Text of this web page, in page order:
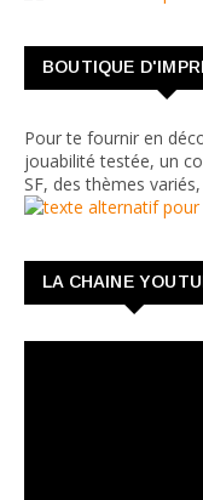
BOUTIQUE
Pour te fournir en
jouabilité testée, un
SF, des thèmes
LA CHAINE